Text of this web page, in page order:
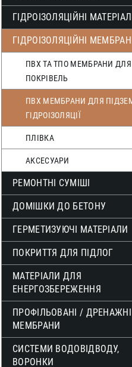
ГІДРОІЗОЛЯЦІЙНІ
ГІДРОІЗОЛЯЦІЙНІ
ПВХ ТА ТПО МЕМБРАНИ ДЛЯ
ПОКРІВЕЛЬ
ПВХ МЕМБРАНИ ДЛЯ
ГІДРОІЗОЛЯЦІЇ
ПЛІВКА
АКСЕСУАРИ
РЕМОНТНІ СУМІШІ
ДОМІШКИ ДО БЕТОНУ
ГЕРМЕТИЗУЮЧІ МАТЕРІАЛИ
ПОКРИТТЯ ДЛЯ ПІДЛОГ
МАТЕРІАЛИ ДЛЯ
ЕНЕРГОЗБЕРЕЖЕННЯ
ПРОФІЛЬОВАНІ / ДРЕНАЖНІ
МЕМБРАНИ
СИСТЕМИ ВОДОВІДВОДУ,
ВОРОНКИ